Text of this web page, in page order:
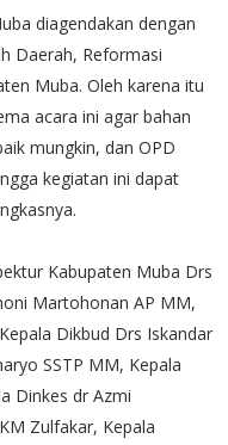
diagendakan dengan
Daerah, Reformasi
Muba. Oleh karena itu
acara ini agar bahan
mungkin, dan OPD
kegiatan ini dapat
Kabupaten Muba Drs
Martohonan AP MM,
Dikbud Drs Iskandar
SSTP MM, Kepala
Dinkes dr Azmi
Zulfakar, Kepala